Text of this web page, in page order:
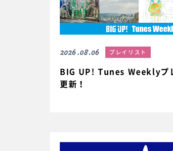
2026.08.06 プレイリスト
BIG UP! Tunes Weeklyプ
更新！